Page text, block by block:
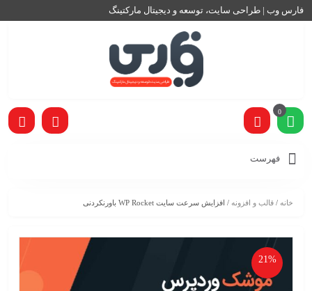
فارس وب | طراحی سایت، توسعه و دیجیتال مارکتینگ
0
فهرست
خانه / قالب و افزونه / افزایش سرعت سایت WP Rocket باورنکردنی
21%